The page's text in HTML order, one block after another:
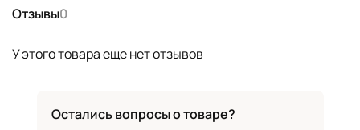
Отзывы0
У этого товара еще нет отзывов
Остались вопросы о товаре?